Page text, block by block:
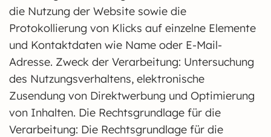
die Nutzung der Website sowie die
Protokollierung von Klicks auf einzelne Elemente
und Kontaktdaten wie Name oder E-Mail-
Adresse. Zweck der Verarbeitung: Untersuchung
des Nutzungsverhaltens, elektronische
Zusendung von Direktwerbung und Optimierung
von Inhalten. Die Rechtsgrundlage für die
Verarbeitung: Die Rechtsgrundlage für die